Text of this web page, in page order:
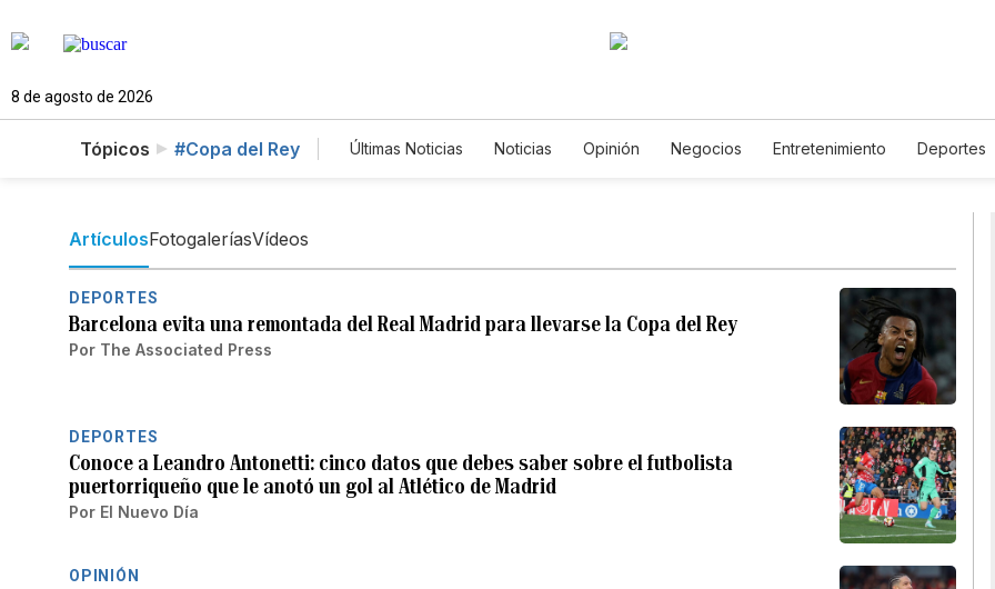
8 de agosto de 2026
Tópicos #Copa del Rey Últimas Noticias Noticias Opinión Negocios Entretenimiento Deportes
ArtículosFotogaleríasVídeos
DEPORTES
Barcelona evita una remontada del Real Madrid para llevarse la Copa del Rey
Por The Associated Press
DEPORTES
Conoce a Leandro Antonetti: cinco datos que debes saber sobre el futbolista
puertorriqueño que le anotó un gol al Atlético de Madrid
Por El Nuevo Día
OPINIÓN